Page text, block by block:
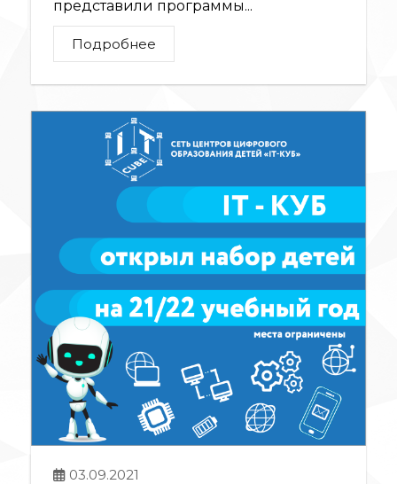
представили программы...
Подробнее
03.09.2021